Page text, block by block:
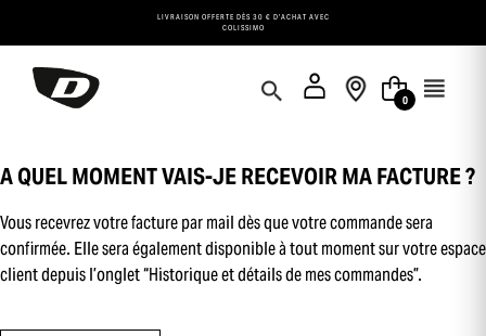
LIVRAISON OFFERTE DÈS 30 € D'ACHAT AVEC
COLISSIMO
0
A QUEL MOMENT VAIS-JE RECEVOIR MA FACTURE ?
Vous recevrez votre facture par mail dès que votre commande sera
confirmée. Elle sera également disponible à tout moment sur votre espace
client depuis l’onglet “Historique et détails de mes commandes”.